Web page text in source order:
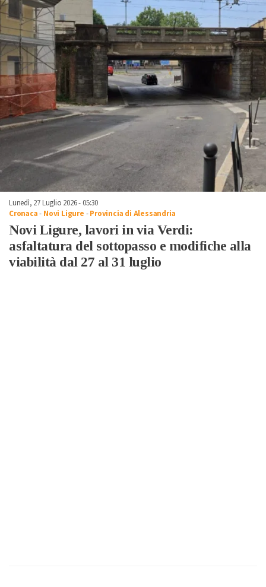
Lunedì, 27 Luglio 2026 - 05:30
Cronaca- Novi Ligure -Provincia di Alessandria
Novi Ligure, lavori in via Verdi:
asfaltatura del sottopasso e modifiche alla
viabilità dal 27 al 31 luglio